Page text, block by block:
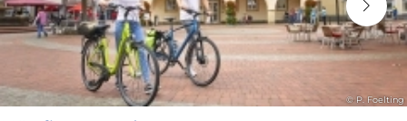
© P. Foelting